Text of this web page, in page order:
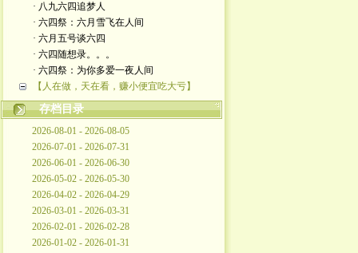
· 八九六四追梦人
· 六四祭：六月雪飞在人间
· 六月五号谈六四
· 六四随想录。。。
· 六四祭：为你多爱一夜人间
【人在做，天在看，赚小便宜吃大亏】
存档目录
2026-08-01 - 2026-08-05
2026-07-01 - 2026-07-31
2026-06-01 - 2026-06-30
2026-05-02 - 2026-05-30
2026-04-02 - 2026-04-29
2026-03-01 - 2026-03-31
2026-02-01 - 2026-02-28
2026-01-02 - 2026-01-31